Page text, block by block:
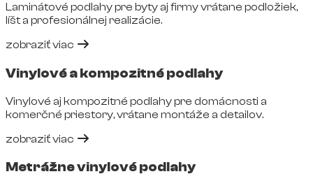
Laminátové podlahy pre byty aj firmy vrátane podložiek,
líšt a profesionálnej realizácie.
zobraziť viac
Vinylové a kompozitné podlahy
Vinylové aj kompozitné podlahy pre domácnosti a
komerčné priestory, vrátane montáže a detailov.
zobraziť viac
Metrážne vinylové podlahy